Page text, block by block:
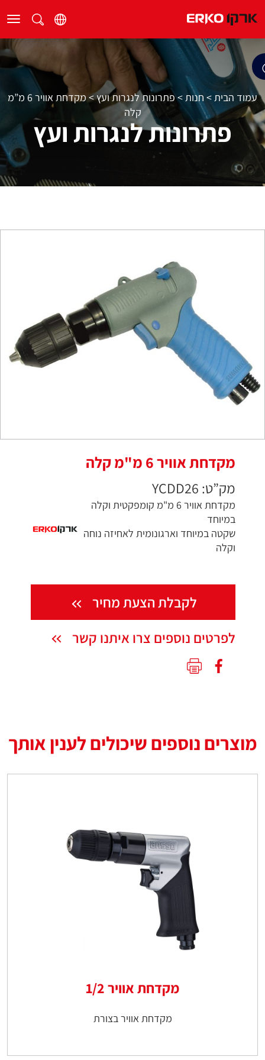
עמוד הבית > חנות >פתרונות לנגרות ועץ>
מקדחת אוויר 6 מ”מ
קלה
פתרונות לנגרות ועץ
מקדחת אוויר 6 מ"מ קלה
מק”ט: YCDD26
מקדחת אוויר 6 מ"מ קומפקטית וקלה
במיוחד
שקטה במיוחד וארגונומית לאחיזה נוחה
וקלה
לקבלת הצעת מחיר
לפרטים נוספים צרו איתנו קשר
מוצרים נוספים שיכולים לענין אותך
מקדחת אוויר 1/2
מקדחת אוויר בצורת